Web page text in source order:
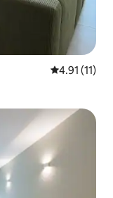
平均评分
4.91 (11)